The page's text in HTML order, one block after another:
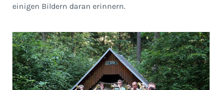
einigen Bildern daran erinnern.